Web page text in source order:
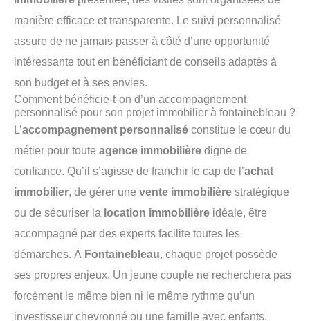
manière efficace et transparente. Le suivi personnalisé
assure de ne jamais passer à côté d’une opportunité
intéressante tout en bénéficiant de conseils adaptés à
son budget et à ses envies.
Comment bénéficie-t-on d’un accompagnement
personnalisé pour son projet immobilier à fontainebleau ?
L’accompagnement personnalisé constitue le cœur du
métier pour toute agence immobilière digne de
confiance. Qu’il s’agisse de franchir le cap de l’achat
immobilier, de gérer une vente immobilière stratégique
ou de sécuriser la location immobilière idéale, être
accompagné par des experts facilite toutes les
démarches. À Fontainebleau, chaque projet possède
ses propres enjeux. Un jeune couple ne recherchera pas
forcément le même bien ni le même rythme qu’un
investisseur chevronné ou une famille avec enfants.